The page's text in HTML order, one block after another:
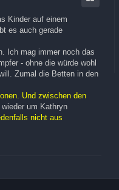
Kinder auf einem
es auch gerade
Ich mag immer noch das
- ohne die würde wohl
Zumal die Betten in den
Und zwischen den
um Kathryn
nicht aus